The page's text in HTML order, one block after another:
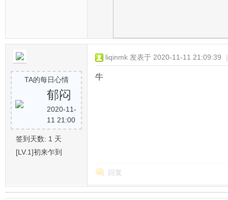
TA的每日心情
郁闷
2020-11-
11 21:00
签到天数: 1 天
[LV.1]初来乍到
liqinmk 发表于 2020-11-11 21:09:39 |
牛
回复